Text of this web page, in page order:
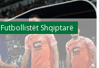
Futbollistët Shqiptarë